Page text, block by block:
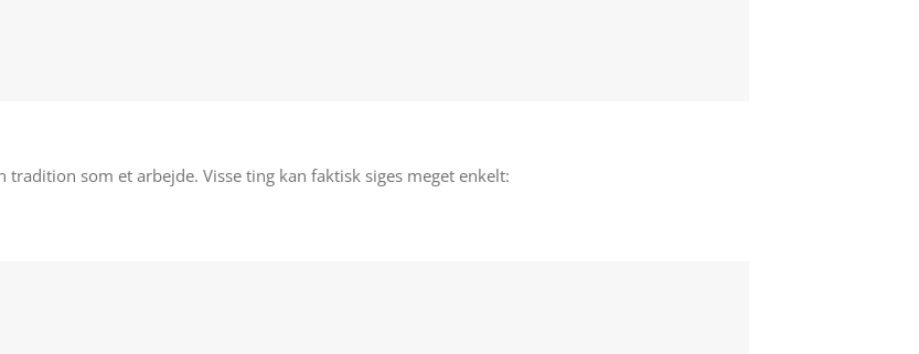
som et arbejde. Visse ting kan faktisk siges meget enkelt: